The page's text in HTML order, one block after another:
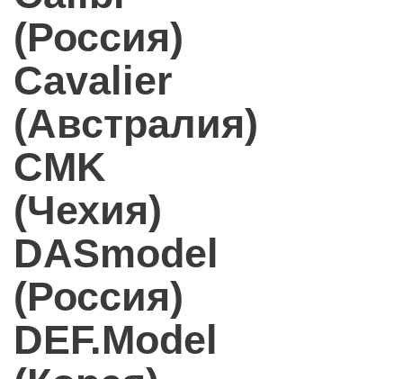
(Россия)
Cavalier
(Австралия)
CMK
(Чехия)
DASmodel
(Россия)
DEF.Model